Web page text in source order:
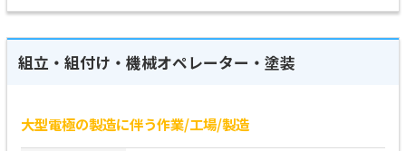
組立・組付け・機械オペレーター・塗装
大型電極の製造に伴う作業/工場/製造